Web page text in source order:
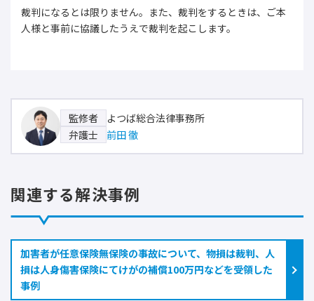
裁判になるとは限りません。また、裁判をするときは、ご本
人様と事前に協議したうえで裁判を起こします。
監修者
よつば総合法律事務所
弁護士
前田 徹
関連する解決事例
加害者が任意保険無保険の事故について、物損は裁判、人
損は人身傷害保険にてけがの補償100万円などを受領した
事例